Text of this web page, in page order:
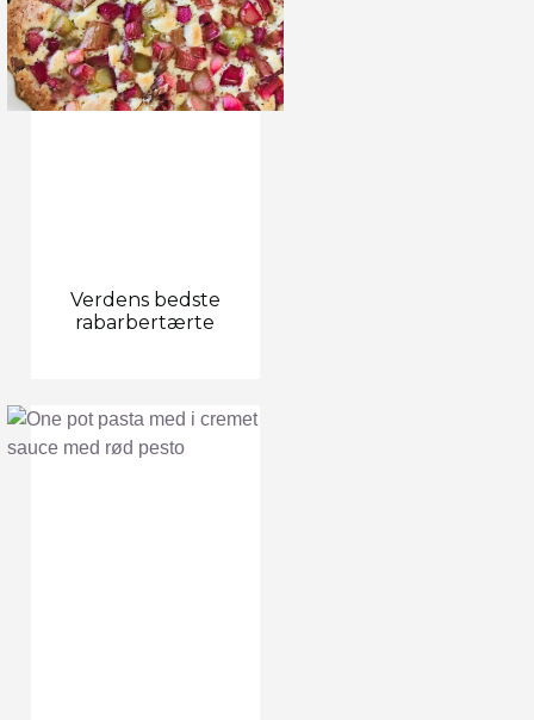
Verdens bedste
rabarbertærte